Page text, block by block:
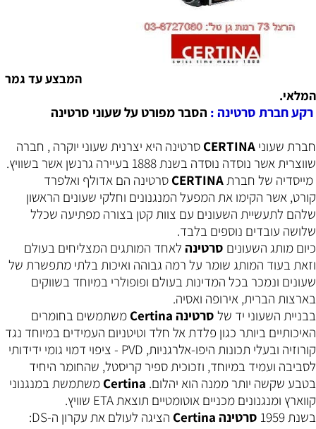
המבצע עד גמר
המלאי.
רקע חברת סרטינה : הסבר מפורט על שעוני סרטינה
חברת שעוני CERTINA סרטינה היא יצרנית שעוני יוקרה , חברה
שווצרית אשר נוסדה נוסדה בשנת 1888 בעיירה גרנשן אשר בשוויץ.
מייסדיה של חברת CERTINA סרטינה הם אדולף ואלפרד
קורט, אשר הקימו את המפעל המנגנונים וחלקי שעונים הראשון
שלהם לתעשיית השעונים עם צוות קטן בצורה מפתיעה שכלל
שלושה עובדים נוספים בלבד.
כיום מותג השעונים סרטינה לאחד המותגים המצליחים בעולם
וזאת בעוד המותג שומר על רמה גבוהה ואיכות בלתי מתפשרת של
שעונים ונמכר בכל המדינות בעולם ופופולרי במיוחד בשווקים
בארצות הברית, אירופה ואסיה.
בבניית השעוני יד של Certina סרטינה
משתמשים בחומרים
האיכותיים ביותר כגון פלדת אל חלד וטיטניום העמידים במיוחד נגד
קורוזיה ובעלי תכונות היפו-אלרגניות, PVD
- ציפוי דמוי גומי ידידותי
לסביבה ועמיד במיוחד, וזכוכית ספיר קריסטל, שהחומר היחיד
בטבע שקשה יותר ממנה הוא יהלום. Certina משתמשת במנגנוני
קווארץ ומנגנונים מכניים אוטומטיים תוצאת ETA שוויץ.
בשנת 1959
Certina סרטינה הציגה לעולם את עקרון ה-DS
: